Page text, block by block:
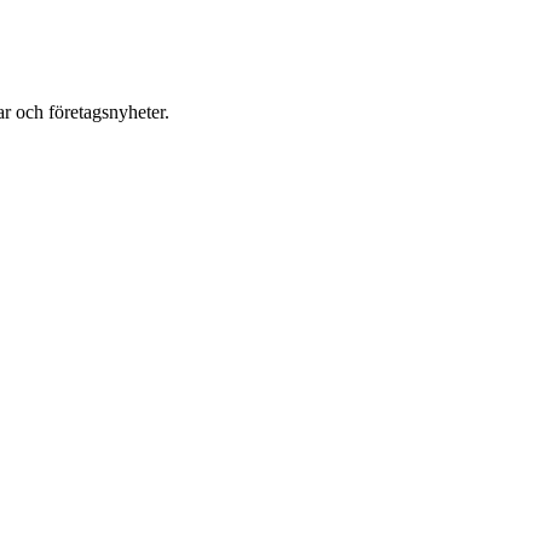
och företagsnyheter.